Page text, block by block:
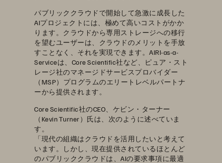
パブリッククラウドで開始して急激に成長した
AIプロジェクトには、極めて高いコストがかか
ります。クラウドから専用ストレージへの移行
を望むユーザーは、クラウドのメリットを手放
すことなく、それを実現できます。AIRI-as-a-
Serviceは、Core Scientific社など、ピュア・スト
レージ社のマネージドサービスプロバイダー
（MSP）プログラムのエリートレベルパートナ
ーから提供されます。
Core Scientific社のCEO、ケビン・ターナー
（Kevin Turner）氏は、次のように述べていま
す。
「現代の組織はクラウドを活用したいと考えて
います。しかし、現在提供されているほとんど
のパブリッククラウドは、AIの要求事項に最適